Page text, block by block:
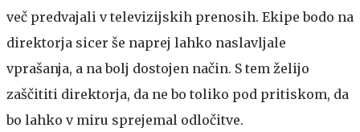
več predvajali v televizijskih prenosih. Ekipe bodo na
direktorja sicer še naprej lahko naslavljale
vprašanja, a na bolj dostojen način. S tem želijo
zaščititi direktorja, da ne bo toliko pod pritiskom, da
bo lahko v miru sprejemal odločitve.